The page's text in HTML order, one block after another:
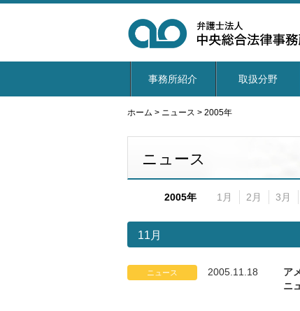
事務所紹介 取扱分野
ホーム > ニュース > 2005年
ニュース
2005年 1月 2月 3月
11月
ニュース 2005.11.18
ア
ニ